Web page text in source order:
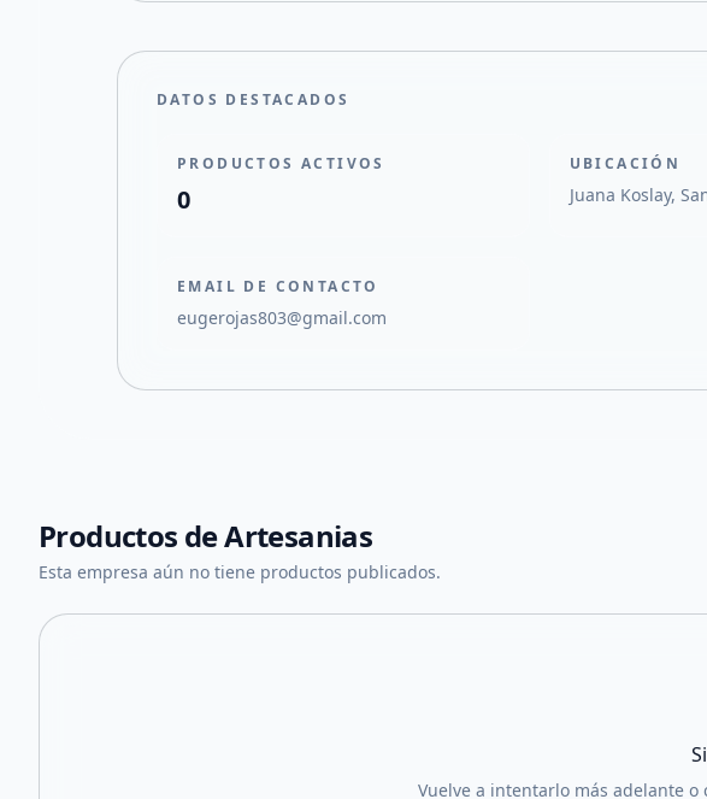
DATOS DESTACADOS
PRODUCTOS ACTIVOS
0
UBICACIÓN
Juana Koslay,
EMAIL DE CONTACTO
eugerojas803@gmail.com
Productos deArtesanias
Esta empresa aún no tiene productos publicados.
Vuelve a intentarlo más adelante